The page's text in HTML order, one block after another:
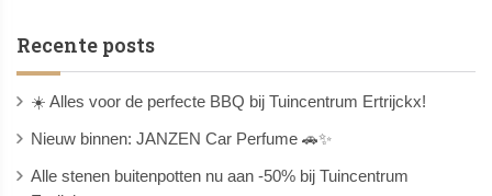
Recente posts
☀️ Alles voor de perfecte BBQ bij Tuincentrum Ertrijckx!
Nieuw binnen: JANZEN Car Perfume 🚗✨
Alle stenen buitenpotten nu aan -50% bij Tuincentrum